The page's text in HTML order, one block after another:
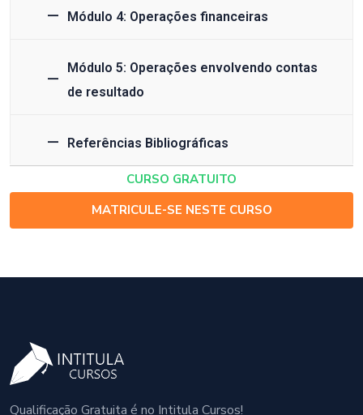
Módulo 4: Operações financeiras
Módulo 5: Operações envolvendo contas
de resultado
Referências Bibliográficas
CURSO GRATUITO
MATRICULE-SE NESTE CURSO
Qualificação Gratuita é no Intitula Cursos!